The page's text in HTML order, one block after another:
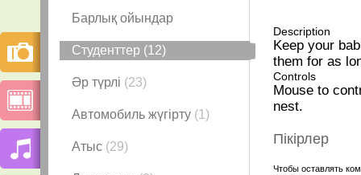
Барлық ойындар
Студенттер (12)
Әр түрлі (23)
Автомобиль жүгірту (1)
Атыс (29)
Description
Keep your
them for as
Controls
Mouse to
nest.
Пікірлер
Чтобы оставлять